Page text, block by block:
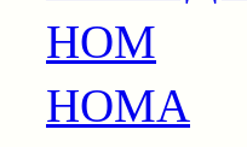
НОМ
НОМА